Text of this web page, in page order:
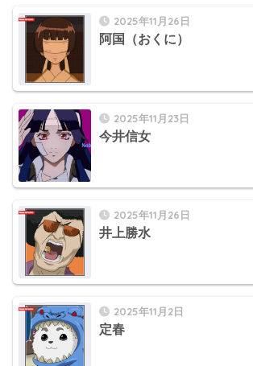
2025年11月26日
阿国（おくに）
2025年11月23日
今井信女
2025年11月26日
井上勝水
2025年11月2日
定春